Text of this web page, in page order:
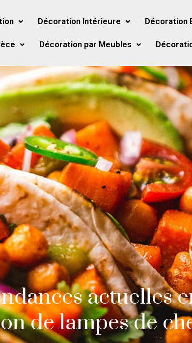
Décoration Intérieure Décoration
Décoration par Meubles
actuelles
de lampes de